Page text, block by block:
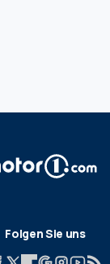
Folgen Sie uns